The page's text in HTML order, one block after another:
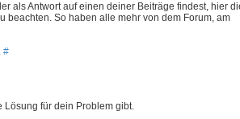
als Antwort auf einen deiner Beiträge findest, hier
beachten. So haben alle mehr von dem Forum, am
#
Lösung für dein Problem gibt.